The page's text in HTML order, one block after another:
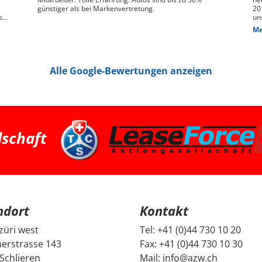
günstiger als bei Markenvertretung.
Alle Google-Bewertungen anzeigen
west
143
Kontakt
Tel: +41 (0)44 730 10 20
Fax: +41 (0)44 730 10 30
Mail: info@azw.ch